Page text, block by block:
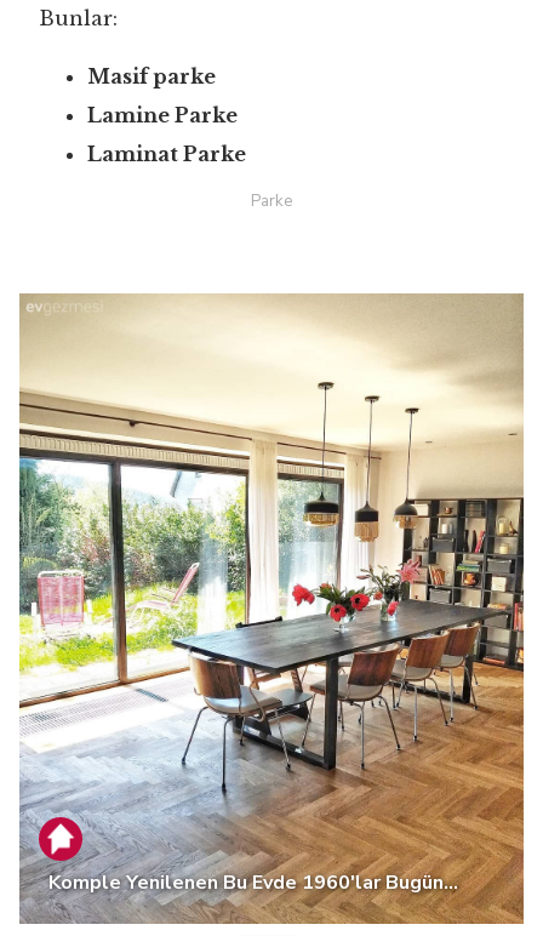
Bunlar:
Masif parke
Lamine Parke
Laminat Parke
Parke
Komple Yenilenen Bu Evde 1960'lar Bugün...